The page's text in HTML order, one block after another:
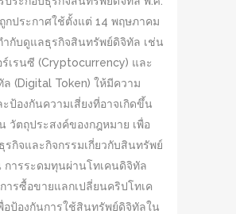
กประกาศใช้ตั้งแต่ 14 พฤษภาคม
ำกับดูแลธุรกิจสินทรัพย์ดิจิทัล เช่น
ร์เรนซี (Cryptocurrency) และ
ล (Digital Token) ให้มีความ
ป้องกันความเสี่ยงที่อาจเกิดขึ้น
วัตถุประสงค์ของกฎหมาย เพื่อ
รกิจและกิจกรรมเกี่ยวกับสินทรัพย์
การระดมทุนผ่านโทเคนดิจิทัล
ารซื้อขายแลกเปลี่ยนคริปโทเค
อป้องกันการใช้สินทรัพย์ดิจิทัลใน